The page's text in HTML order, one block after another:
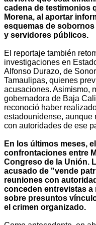
cadena de testimonios
Morena, al aportar
esquemas de
y servidores públicos.
El reportaje también
investigaciones en
Alfonso Durazo, de
Tamaulipas, quienes
acusaciones. Asimismo,
gobernadora de Baja
reconoció haber
estadounidense, aunque
con autoridades de ese
En los últimos meses,
confrontaciones entre
Congreso de la Unión.
acusado de "vende
reuniones con
conceden entrevistas a
sobre presuntos
el crimen organizado.